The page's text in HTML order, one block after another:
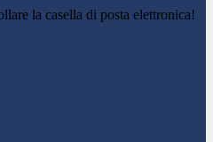
la casella di posta elettronica!